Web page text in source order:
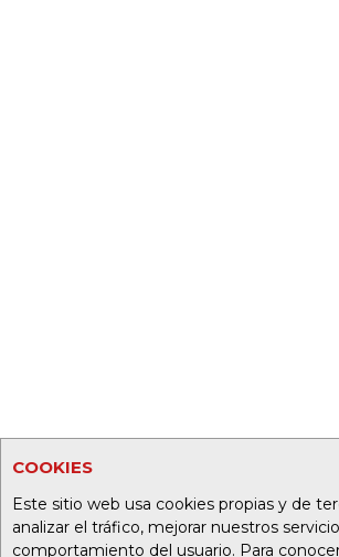
COOKIES
Este sitio web usa cookies propias y de
analizar el tráfico, mejorar nuestros
comportamiento del usuario. Para